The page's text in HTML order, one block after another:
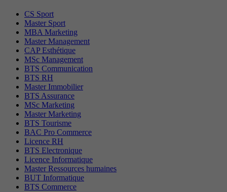
CS Sport
Master Sport
MBA Marketing
Master Management
CAP Esthétique
MSc Management
BTS Communication
BTS RH
Master Immobilier
BTS Assurance
MSc Marketing
Master Marketing
BTS Tourisme
BAC Pro Commerce
Licence RH
BTS Electronique
Licence Informatique
Master Ressources humaines
BUT Informatique
BTS Commerce